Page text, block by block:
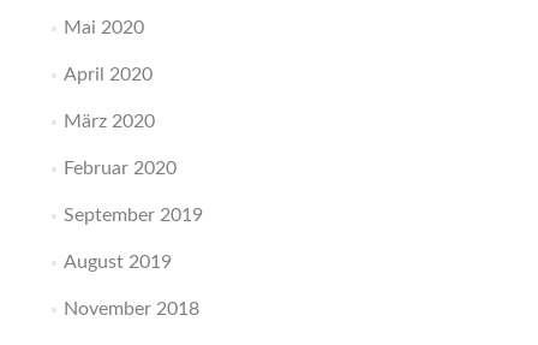
Mai 2020
April 2020
März 2020
Februar 2020
September 2019
August 2019
November 2018